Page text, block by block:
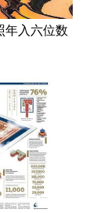
年入六位数